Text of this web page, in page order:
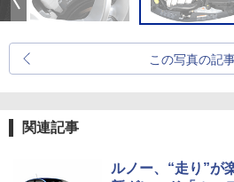
この写真の記
関連記事
ルノー、“走り”が